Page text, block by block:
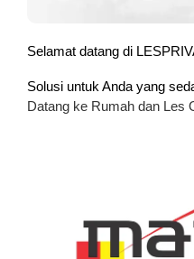
Selamat datang di
Solusi untuk Anda yang
Datang ke Rumah dan Les